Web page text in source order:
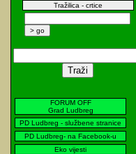
Tražilica - crtice
FORUM OFF
Grad Ludbreg
PD Ludbreg - službene stranice
PD Ludbreg- na Facebook-u
Eko vijesti